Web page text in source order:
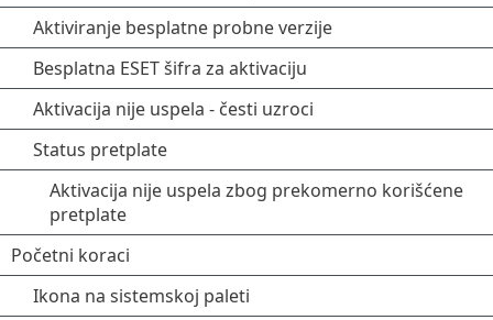
Aktiviranje besplatne probne verzije
Besplatna ESET šifra za aktivaciju
Aktivacija nije uspela - česti uzroci
Status pretplate
Aktivacija nije uspela zbog prekomerno korišćene
pretplate
Početni koraci
Ikona na sistemskoj paleti